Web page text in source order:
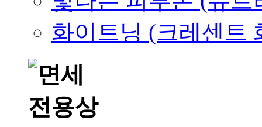
화이트닝 (크레센트